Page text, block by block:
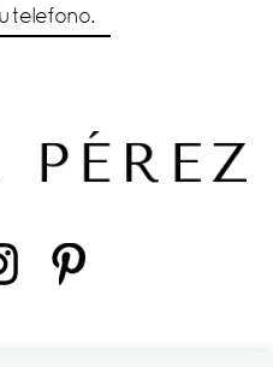
telefono.